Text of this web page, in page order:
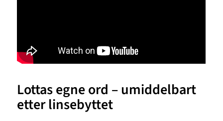
Lottas egne ord – umiddelbart
etter linsebyttet